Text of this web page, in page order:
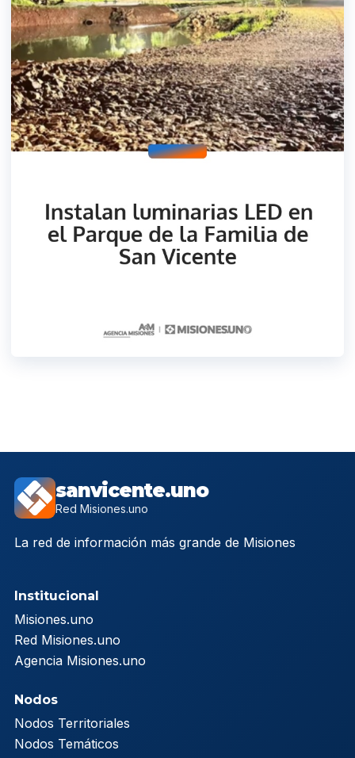
sanvicente.uno
Red Misiones.uno
La red de información más grande de Misiones
Institucional
Misiones.uno
Red Misiones.uno
Agencia Misiones.uno
Nodos
Nodos Territoriales
Nodos Temáticos